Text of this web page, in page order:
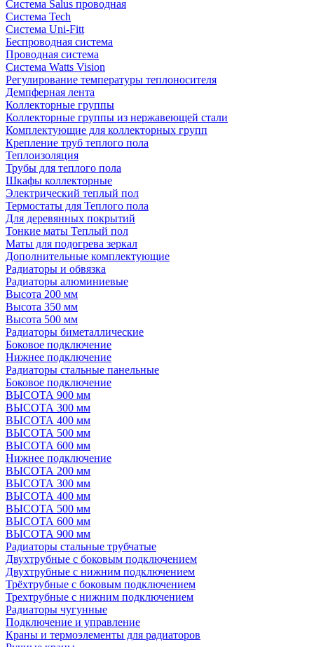
Система Salus проводная
Система Tech
Система Uni-Fitt
Беспроводная система
Проводная система
Система Watts Vision
Регулирование температуры теплоносителя
Демпферная лента
Коллекторные группы
Коллекторные группы из нержавеющей стали
Комплектующие для коллекторных групп
Крепление труб теплого пола
Теплоизоляция
Трубы для теплого пола
Шкафы коллекторные
Электрический теплый пол
Термостаты для Теплого пола
Для деревянных покрытий
Тонкие маты Теплый пол
Маты для подогрева зеркал
Дополнительные комплектующие
Радиаторы и обвязка
Радиаторы алюминиевые
Высота 200 мм
Высота 350 мм
Высота 500 мм
Радиаторы биметаллические
Боковое подключение
Нижнее подключение
Радиаторы стальные панельные
Боковое подключение
ВЫСОТА 900 мм
ВЫСОТА 300 мм
ВЫСОТА 400 мм
ВЫСОТА 500 мм
ВЫСОТА 600 мм
Нижнее подключение
ВЫСОТА 200 мм
ВЫСОТА 300 мм
ВЫСОТА 400 мм
ВЫСОТА 500 мм
ВЫСОТА 600 мм
ВЫСОТА 900 мм
Радиаторы стальные трубчатые
Двухтрубные с боковым подключением
Двухтрубные с нижним подключением
Трёхтрубные с боковым подключением
Трехтрубные с нижним подключением
Радиаторы чугунные
Подключение и управление
Краны и термоэлементы для радиаторов